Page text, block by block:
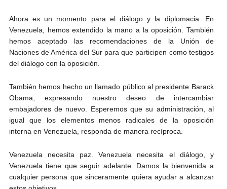
Ahora es un momento para el diálogo y la diplomacia. En
Venezuela, hemos extendido la mano a la oposición. También
hemos aceptado las recomendaciones de la Unión de
Naciones de América del Sur para que participen como testigos
del diálogo con la oposición.
También hemos hecho un llamado público al presidente Barack
Obama, expresando nuestro deseo de intercambiar
embajadores de nuevo. Esperemos que su administración, al
igual que los elementos menos radicales de la oposición
interna en Venezuela, responda de manera recíproca.
Venezuela necesita paz. Venezuela necesita el diálogo, y
Venezuela tiene que seguir adelante. Damos la bienvenida a
cualquier persona que sinceramente quiera ayudar a alcanzar